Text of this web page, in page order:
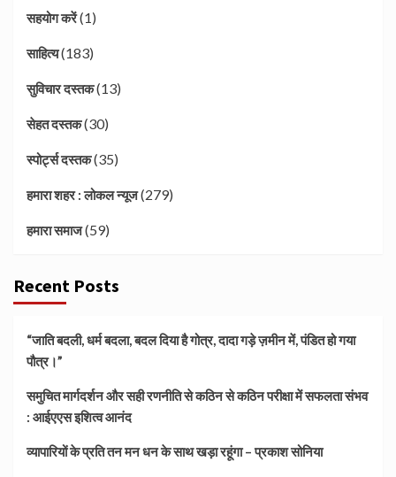
सहयोग करें(1)
साहित्य(183)
सुविचार दस्तक(13)
सेहत दस्तक(30)
स्पोर्ट्स दस्तक(35)
हमारा शहर : लोकल न्यूज(279)
हमारा समाज(59)
Recent Posts
“जाति बदली, धर्म बदला, बदल दिया है गोत्र, दादा गड़े ज़मीन में, पंडित हो गया
पौत्र।”
समुचित मार्गदर्शन और सही रणनीति से कठिन से कठिन परीक्षा में सफलता संभव
: आईएएस इशित्व आनंद
व्यापारियों के प्रति तन मन धन के साथ खड़ा रहूंगा – प्रकाश सोनिया